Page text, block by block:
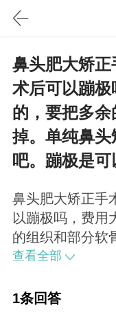
鼻头肥大矫正
术后可以蹦
的，要把多
掉。单纯鼻
吧。蹦极是可
鼻头肥大矫正手
以蹦极吗，费用
的组织和部分软
话，大约万元左
查看全部
1条回答